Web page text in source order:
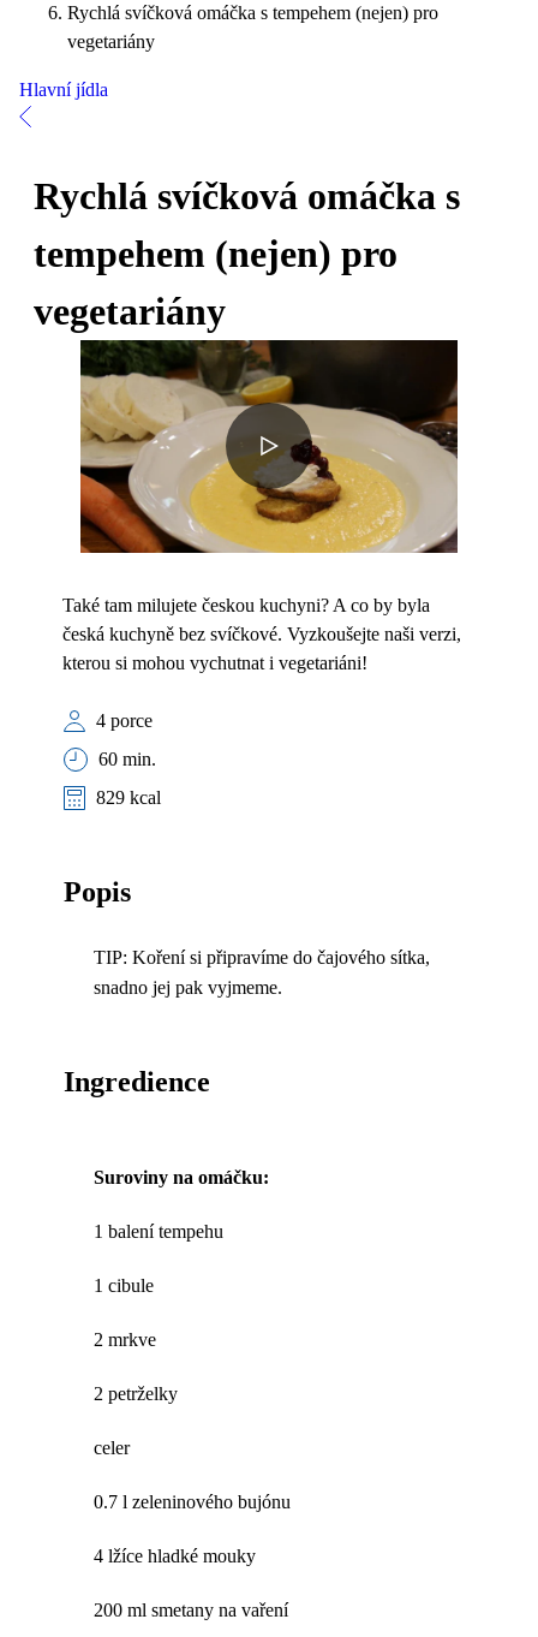
Rychlá svíčková omáčka s tempehem (nejen) pro
vegetariány
Hlavní jídla
Rychlá svíčková omáčka s
tempehem (nejen) pro
vegetariány
Také tam milujete českou kuchyni? A co by byla
česká kuchyně bez svíčkové. Vyzkoušejte naši verzi,
kterou si mohou vychutnat i vegetariáni!
4 porce
60 min.
829 kcal
Popis
TIP: Koření si připravíme do čajového sítka,
snadno jej pak vyjmeme.
Ingredience
Suroviny na omáčku:
1 balení tempehu
1 cibule
2 mrkve
2 petrželky
celer
0.7 l zeleninového bujónu
4 lžíce hladké mouky
200 ml smetany na vaření